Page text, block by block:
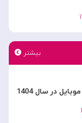
بیشتر
در سال 1404